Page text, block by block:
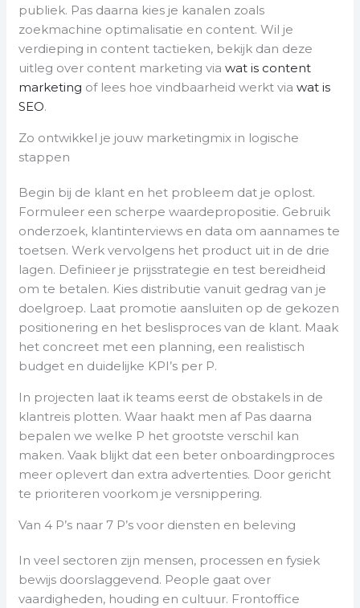
publiek. Pas daarna kies je kanalen zoals
zoekmachine optimalisatie en content. Wil je
verdieping in content tactieken, bekijk dan deze
uitleg over content marketing viawat is content
marketing of lees hoe vindbaarheid werkt viawat is
SEO.
Zo ontwikkel je jouw marketingmix in logische
stappen
Begin bij de klant en het probleem dat je oplost.
Formuleer een scherpe waardepropositie. Gebruik
onderzoek, klantinterviews en data om aannames te
toetsen. Werk vervolgens het product uit in de drie
lagen. Definieer je prijsstrategie en test bereidheid
om te betalen. Kies distributie vanuit gedrag van je
doelgroep. Laat promotie aansluiten op de gekozen
positionering en het beslisproces van de klant. Maak
het concreet met een planning, een realistisch
budget en duidelijke KPI’s per P.
In projecten laat ik teams eerst de obstakels in de
klantreis plotten. Waar haakt men af Pas daarna
bepalen we welke P het grootste verschil kan
maken. Vaak blijkt dat een beter onboardingproces
meer oplevert dan extra advertenties. Door gericht
te prioriteren voorkom je versnippering.
Van 4 P’s naar 7 P’s voor diensten en beleving
In veel sectoren zijn mensen, processen en fysiek
bewijs doorslaggevend. People gaat over
vaardigheden, houding en cultuur. Frontoffice